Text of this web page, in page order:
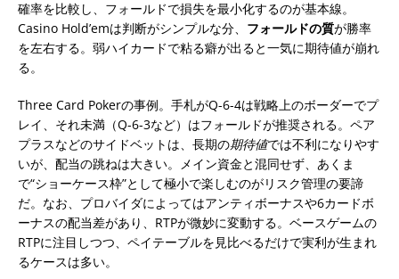
確率を比較し、フォールドで損失を最小化するのが基本線。
Casino Hold’emは判断がシンプルな分、 フォールドの質が勝率
を左右する。弱ハイカードで粘る癖が出ると一気に期待値が崩れ
る。
Three Card Pokerの事例。手札がQ-6-4は戦略上のボーダーでプ
レイ、それ未満（Q-6-3など）はフォールドが推奨される。ペア
プラスなどのサイドベットは、長期の期待値では不利になりやす
いが、配当の跳ねは大きい。メイン資金と混同せず、あくま
で“ショーケース枠”として極小で楽しむのがリスク管理の要諦
だ。なお、プロバイダによってはアンティボーナスや6カードボ
ーナスの配当差があり、RTPが微妙に変動する。ベースゲームの
RTPに注目しつつ、ペイテーブルを見比べるだけで実利が生まれ
るケースは多い。